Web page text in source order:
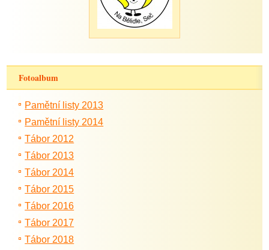
Fotoalbum
Pamětní listy 2013
Pamětní listy 2014
Tábor 2012
Tábor 2013
Tábor 2014
Tábor 2015
Tábor 2016
Tábor 2017
Tábor 2018